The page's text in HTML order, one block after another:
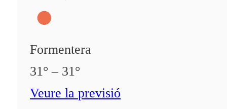
Formentera
31° – 31°
Veure la previsió